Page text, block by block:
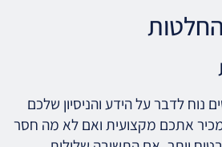
נוח לדבר על הידע והניסיון שלכם
אתכם מקצועית ואם לא מה חסר